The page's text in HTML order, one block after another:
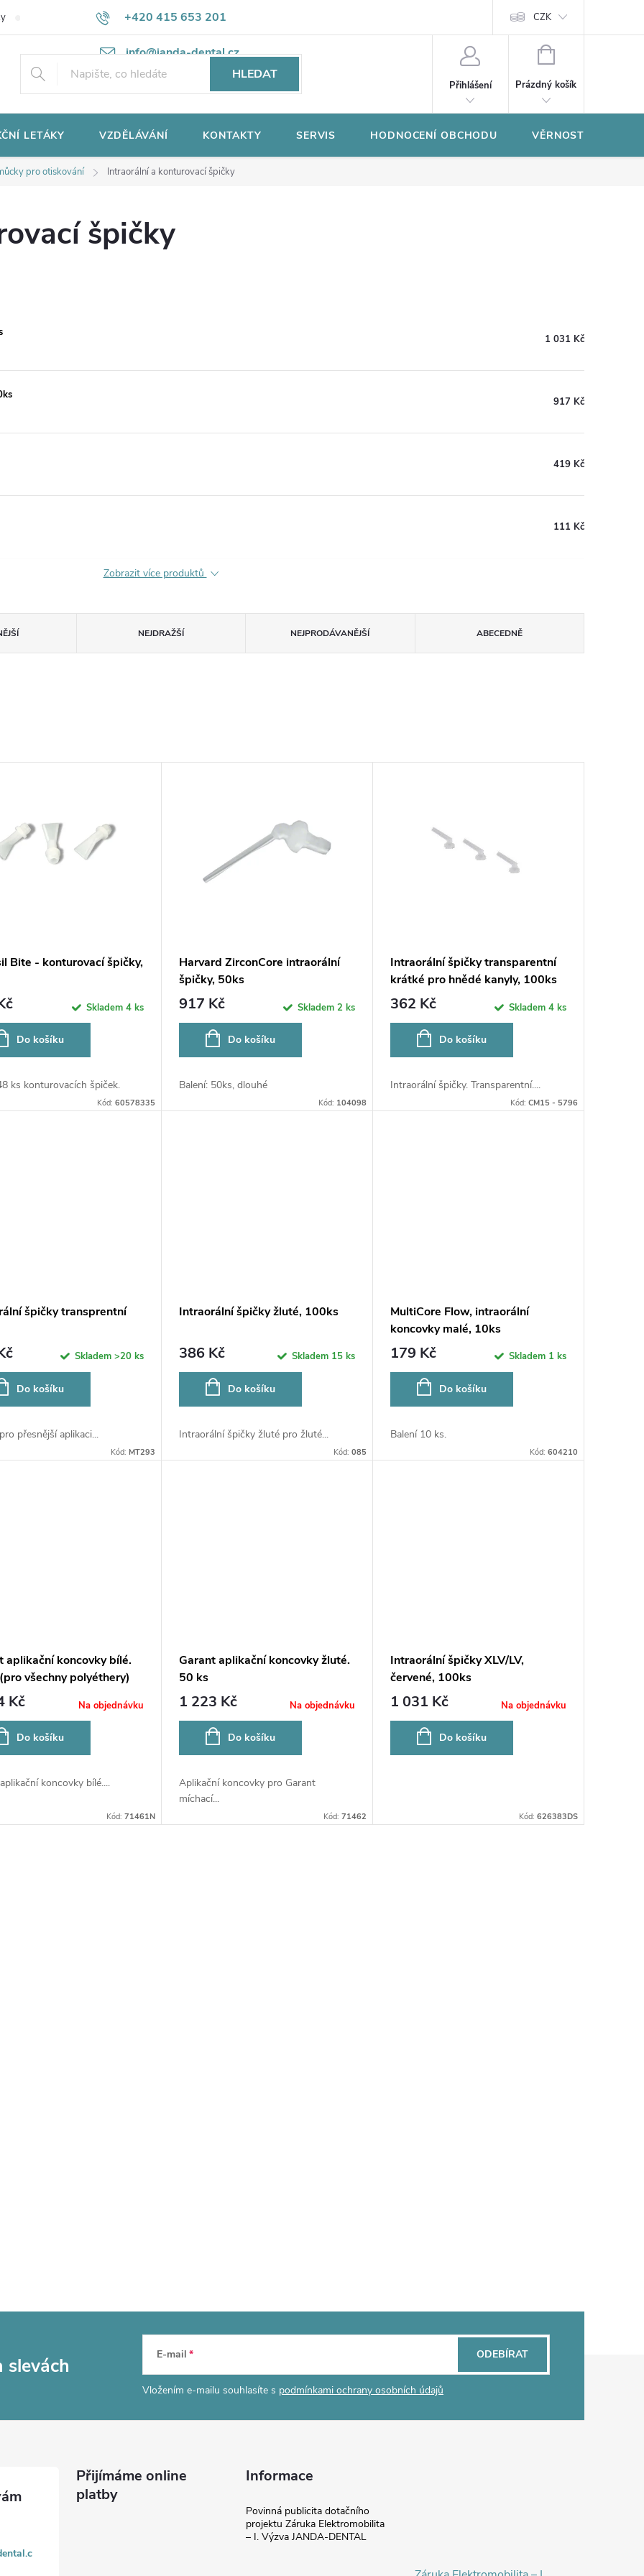
+420 415 653 201
info@janda-dental.cz
Potřebujete poradit? Ochrana osobních údajů CZK
HLEDAT
Přihlášení
NÁKUPNÍ
Prázdný košík
LETÁKY VZDĚLÁVÁNÍ KONTAKTY SERVIS HODNOCENÍ OBCHODU VĚRNOSTNÍ
pro otiskování Intraorální a konturovací špičky
špičky
1 031 Kč
917 Kč
419 Kč
111 Kč
Zobrazit více produktů
NEJDRAŽŠÍ NEJPRODÁVANĚJŠÍ ABECEDNĚ
Bite - konturovací špičky,
Skladem 4 ks
Do košíku
ks konturovacích špiček.
Kód: 60578335
Harvard ZirconCore intraorální
špičky, 50ks
917 Kč Skladem 2 ks
Do košíku
Balení: 50ks, dlouhé
Kód: 104098
Intraorální špičky transparentní
krátké pro hnědé kanyly, 100ks
362 Kč Skladem 4 ks
Do košíku
Intraorální špičky. Transparentní....
Kód: CM15 - 5796
špičky transprentní
Skladem >20 ks
Do košíku
přesnější aplikaci...
Kód: MT293
Intraorální špičky žluté, 100ks
386 Kč Skladem 15 ks
Do košíku
Intraorální špičky žluté pro žluté...
Kód: 085
MultiCore Flow, intraorální
koncovky malé, 10ks
179 Kč Skladem 1 ks
Do košíku
Balení 10 ks.
Kód: 604210
aplikační koncovky bílé.
všechny polyéthery)
Kč Na objednávku
Do košíku
koncovky bílé....
Kód: 71461N
Garant aplikační koncovky žluté.
50 ks
1 223 Kč Na objednávku
Do košíku
Aplikační koncovky pro Garant
míchací...
Kód: 71462
Intraorální špičky XLV/LV,
červené, 100ks
1 031 Kč Na objednávku
Do košíku
Kód: 626383DS
slevách E-mail
Vložením e-mailu souhlasíte s podmínkami ochrany osobních údajů
ODEBÍRAT
Přijímáme online
platby
Informace
Povinná publicita dotačního
projektu Záruka Elektromobilita
– I. Výzva JANDA-DENTAL